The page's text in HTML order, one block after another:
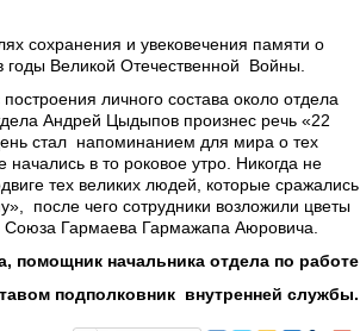
сохранения и увековечения памяти о
годы Великой Отечественной Войны.
личного состава около отдела
Андрей Цыдыпов произнес речь «22
стал напоминанием для мира о тех
в то роковое утро. Никогда не
тех великих людей, которые сражались
после чего сотрудники возложили цветы
Союза Гармаева Гармажапа Аюровича.
помощник начальника отдела по работе
подполковник внутренней службы.